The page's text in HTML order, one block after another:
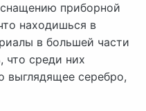
приборной
находишься в
в большей части
что среди них
выглядящее серебро,